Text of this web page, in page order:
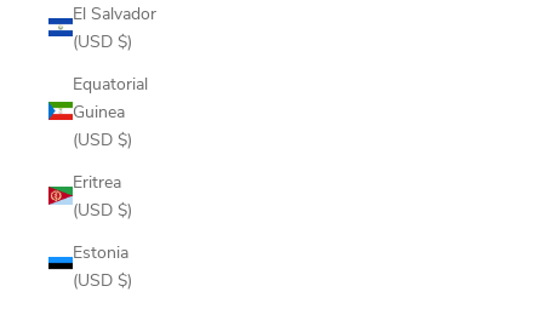
El Salvador
(USD $)
Equatorial
Guinea
(USD $)
Eritrea
(USD $)
Estonia
(USD $)